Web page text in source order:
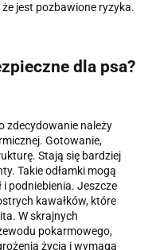
jest pozbawione ryzyka.
dla psa?
zdecydowanie należy
Gotowanie,
Stają się bardziej
Takie odłamki mogą
i podniebienia. Jeszcze
kawałków, które
W skrajnych
pokarmowego,
życia i wymaga